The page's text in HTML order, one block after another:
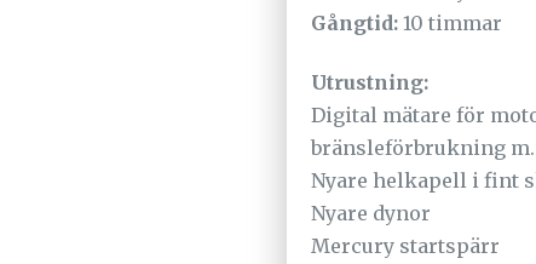
Gångtid: 10 timmar
Utrustning:
Digital mätare för
bränsleförbrukning
Nyare helkapell i fint
Nyare dynor
Mercury startspärr